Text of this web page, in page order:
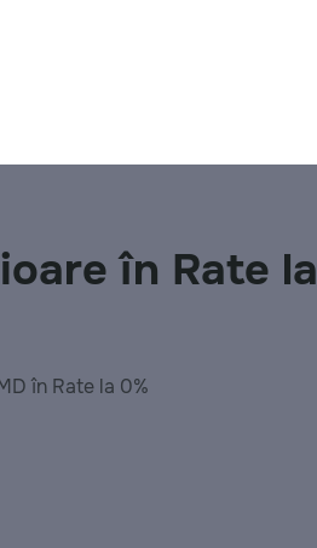
în Rate la
în Rate la 0%